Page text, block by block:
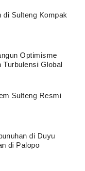
di Sulteng Kompak
Optimisme
Turbulensi Global
Sulteng Resmi
di Duyu
di Palopo